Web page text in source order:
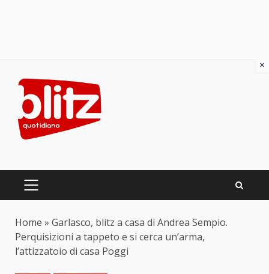
content
PRIMARY
Home » Garlasco, blitz a casa di Andrea Sempio.
Perquisizioni a tappeto e si cerca un’arma,
l’attizzatoio di casa Poggi
×